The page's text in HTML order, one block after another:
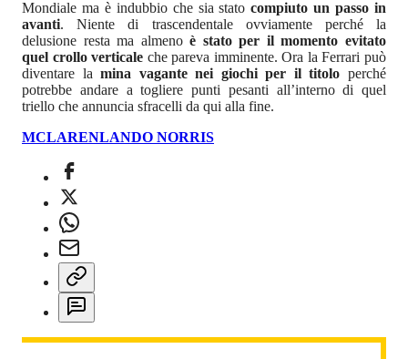
Mondiale ma è indubbio che sia stato compiuto un passo in
avanti. Niente di trascendentale ovviamente perché la
delusione resta ma almenoè stato per il momento evitato
quel crollo verticale che pareva imminente. Ora la Ferrari può
diventare la mina vagante nei giochi per il titolo perché
potrebbe andare a togliere punti pesanti all’interno di quel
triello che annuncia sfracelli da qui alla fine.
MCLARENLANDO NORRIS